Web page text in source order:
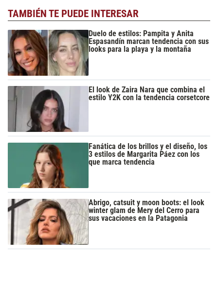
TAMBIÉN TE PUEDE INTERESAR
Duelo de estilos: Pampita y Anita
Espasandín marcan tendencia con sus
looks para la playa y la montaña
El look de Zaira Nara que combina el
estilo Y2K con la tendencia corsetcore
Fanática de los brillos y el diseño, los
3 estilos de Margarita Páez con los
que marca tendencia
Abrigo, catsuit y moon boots: el look
winter glam de Mery del Cerro para
sus vacaciones en la Patagonia